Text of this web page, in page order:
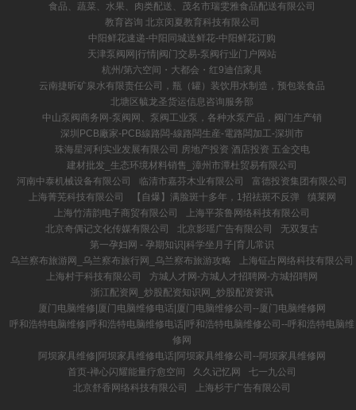
食品、蔬菜、水果、肉类配送、茂名市瑞雯雅食品配送有限公司
教育咨询 北京闵夏教育科技有限公司
中阳鲜花速递-中阳同城送鲜花-中阳鲜花订购
天津泵阀网|行情|阀门交易-泵阀行业门户网站
杭州/第六空间・大都会・红9迪信家具
云南捷昕矿泉水有限责任公司，瓶（罐）装饮用水制造，预包装食品
北塘区毓龙圣货运信息咨询服务部
中山泵阀商务网-泵阀网、泵阀工业泵，各种水泵产品，阀门生产销
深圳PCB廠家-PCB線路闆-線路闆生産-電路闆加工-深圳市
珠海星河利实业发展有限公司 房地产投资 酒店投资 五金交电
建材批发_生态环境材料销售_漳州市潭杜贸易有限公司
河南中泰机械设备有限公司
临清市嘉芬木业有限公司
富德投资集团有限公司
上海菁芜科技有限公司
【自爆】满脸斑十多年，1招祛斑不反弹
缜莱网
上海竹清韵电子商贸有限公司
上海平茶鲁网络科技有限公司
北京奇偶记文化传媒有限公司
北京影瑶广告有限公司
无双复古
第一孕妇网 - 孕期知识|科学坐月子|育儿常识
乌兰察布旅游网_乌兰察布旅行网_乌兰察布旅游攻略
上海钲占网络科技有限公司
上海村于科技有限公司
方城人才网-方城人才招聘网-方城招聘网
浙江配资网_炒股配资知识网_炒股配资资讯
厦门电脑维修|厦门电脑维修电话|厦门电脑维修公司--厦门电脑维修网
呼和浩特电脑维修|呼和浩特电脑维修电话|呼和浩特电脑维修公司--呼和浩特电脑维
修网
阿坝家具维修|阿坝家具维修电话|阿坝家具维修公司--阿坝家具维修网
首页-禅心闪耀能量疗愈空间
久久记忆网
七一九公司
北京舒香网络科技有限公司
上海杉于广告有限公司